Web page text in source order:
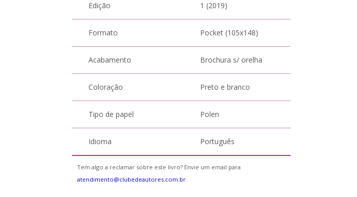
Edição 1 (2019)
Formato Pocket (105x148)
Acabamento Brochura s/ orelha
Coloração Preto e branco
Tipo de papel Polen
Idioma Português
Tem algo a reclamar sobre este livro? Envie um email para
atendimento@clubedeautores.com.br